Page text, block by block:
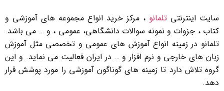
سایت اینترنتی تلمانو ، مرکز خرید انواع مجموعه های آموزشی و
کتاب ، جزوات و نمونه سوالات دانشگاهی، عمومی ، و … می باشد.
تلمانو در زمینه انواع آموزش های عمومی و تخصصی مثل آموزش
زبان های خارجی و نرم افزار و … در ایران فعالیت می نماید. و این
گروه تلاش دارد تا زمینه های گوناگون آموزشی را مورد پوشش قرار
دهد.